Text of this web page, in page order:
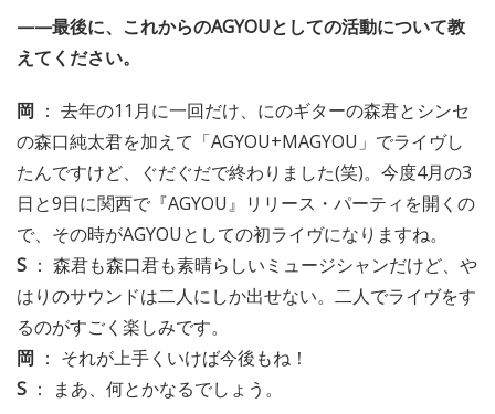
——最後に、これからのAGYOUとしての活動について教
えてください。
岡 ： 去年の11月に一回だけ、にのギターの森君とシンセ
の森口純太君を加えて「AGYOU+MAGYOU」でライヴし
たんですけど、ぐだぐだで終わりました(笑)。今度4月の3
日と9日に関西で『AGYOU』リリース・パーティを開くの
で、その時がAGYOUとしての初ライヴになりますね。
S ： 森君も森口君も素晴らしいミュージシャンだけど、や
はりのサウンドは二人にしか出せない。二人でライヴをす
るのがすごく楽しみです。
岡 ： それが上手くいけば今後もね！
S ： まあ、何とかなるでしょう。